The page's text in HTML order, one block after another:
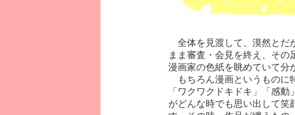
全体を見渡して、漠然とだ
まま審査・会見を終え、そ
漫画家の色紙を眺めていて
もちろん漫画というものに
「ワクワクドキドキ」「感
がどんな時でも思い出して笑